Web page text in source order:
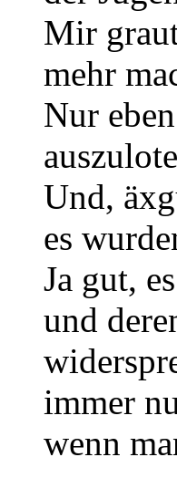
Mir
mehr
Nur
Und,
es
Ja gut,
und
immer
wenn